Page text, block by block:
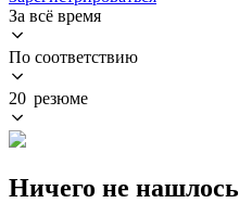
За всё время
По соответствию
20 резюме
Ничего не нашлось